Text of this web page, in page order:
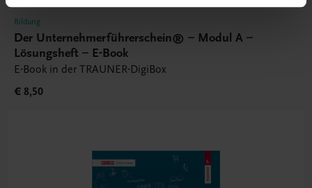
Bildung
Der Unternehmerführerschein® – Modul A –
Lösungsheft – E-Book
E-Book in der TRAUNER-DigiBox
€ 8,50